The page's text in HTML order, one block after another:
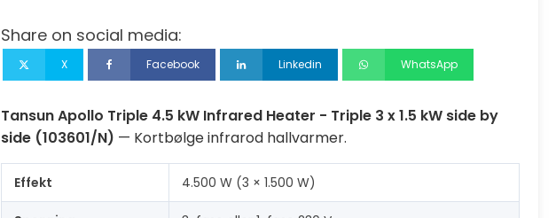
Infrared
Heater
3
1.5
kW
side
Share on social media:
X Facebook Linkedin WhatsApp
Tansun Apollo Triple 4.5 kW Infrared Heater - Triple 3 x 1.5 kW side by
side (103601/N) — Kortbølge infrarod hallvarmer.
Effekt 4.500 W (3 × 1.500 W)